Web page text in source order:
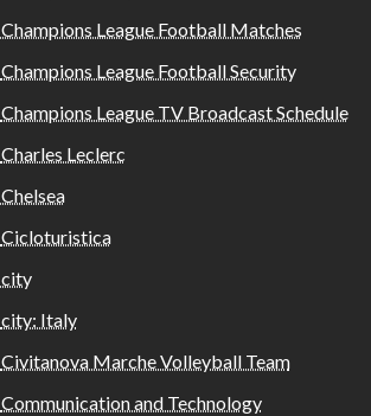
Champions League Football Matches
Champions League Football Security
Champions League TV Broadcast Schedule
Charles Leclerc
Chelsea
Cicloturistica
city
city: Italy
Civitanova Marche Volleyball Team
Communication and Technology